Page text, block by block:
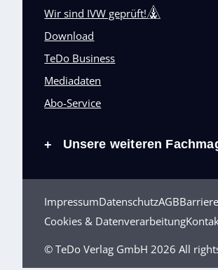
Wir sind IVW geprüft!
Download
TeDo Business
Mediadaten
Abo-Service
+ Unsere weiteren
ImpressumDatenschutzAGB
Cookies & Datenverarbeitung
© TeDo Verlag GmbH 2026 All